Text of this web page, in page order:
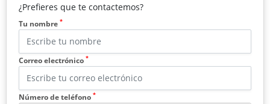
¿Prefieres que te contactemos?
Tu nombre *
Correo electrónico *
Número de teléfono *